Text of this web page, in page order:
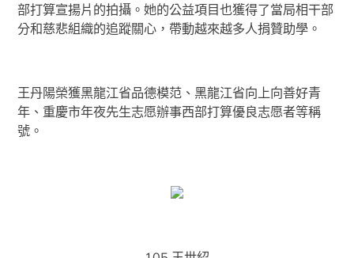
部打算宣揚片的拍攝。她的公益項目也獲得了當局相干部
分和慈悲組織的追蹤關心，帶動越來越多人捐贊助學。
王丹陽榮獲黑龍江省品德模范、黑龍江省向上向善好青
年、重慶市年夜先生志愿辦事西部打算優良志愿者等稱
號。